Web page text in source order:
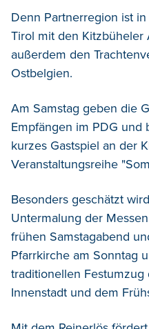
Denn Partnerregion ist
Tirol mit den Kitzbüheler
außerdem den
Ostbelgien.
Am Samstag geben die
Empfängen im PDG und
kurzes Gastspiel an der
Veranstaltungsreihe
Besonders geschätzt
Untermalung der
frühen Samstagabend
Pfarrkirche am Sonntag
traditionellen
Innenstadt und dem